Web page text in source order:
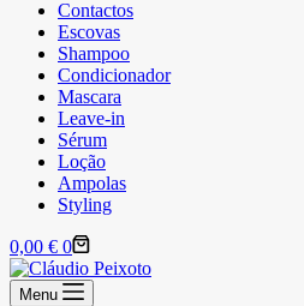
Contactos
Escovas
Shampoo
Condicionador
Mascara
Leave-in
Sérum
Loção
Ampolas
Styling
Carrinho
de
compras
0,00 € 0
Menu